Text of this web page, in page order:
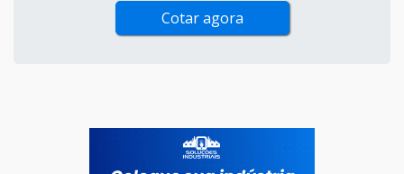
Cotar agora